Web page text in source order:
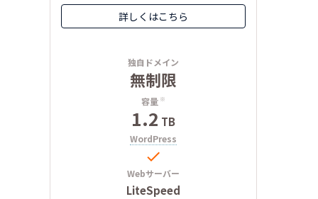
詳しくはこちら
独自ドメイン
無制限
容量 ※
1.2 TB
WordPress

Webサーバー
LiteSpeed